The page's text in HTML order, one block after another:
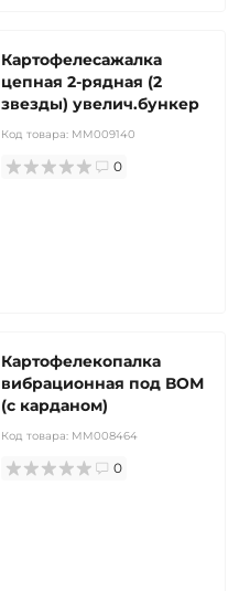
Картофелесажалка
цепная 2-рядная (2
звезды) увелич.бункер
Код товара: MM009140
0
Картофелекопалка
вибрационная под ВОМ
(с карданом)
Код товара: MM008464
0